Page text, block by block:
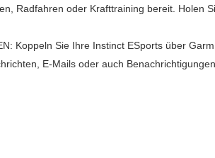
Radfahren oder Krafttraining bereit. Holen
Koppeln Sie Ihre Instinct ESports über
E-Mails oder auch